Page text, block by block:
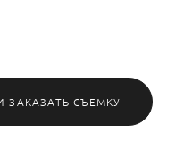
ЗАКАЗАТЬ СЪЕМКУ